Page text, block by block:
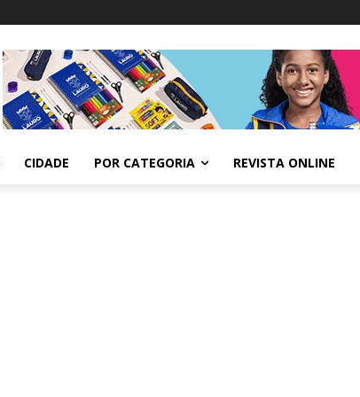
CIDADE POR CATEGORIA REVISTA ONLINE